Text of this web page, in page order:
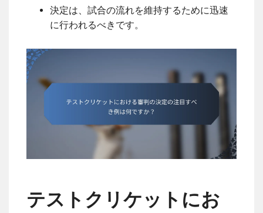
決定は、試合の流れを維持するために迅速
に行われるべきです。
テストクリケットにお